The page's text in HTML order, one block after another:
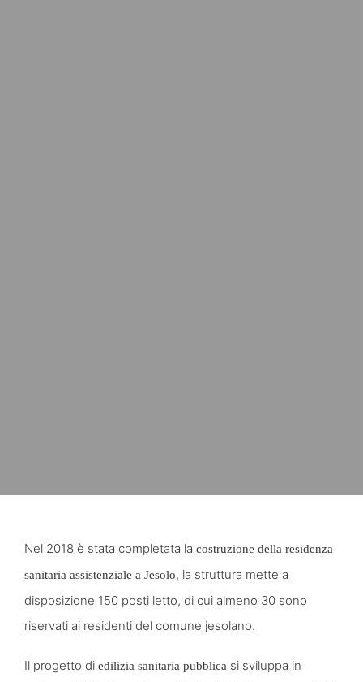
Nel 2018 è stata completata la costruzione della residenza
sanitaria assistenziale a Jesolo, la struttura mette a
disposizione 150 posti letto, di cui almeno 30 sono
riservati ai residenti del comune jesolano.
Il progetto di edilizia sanitaria pubblica si sviluppa in